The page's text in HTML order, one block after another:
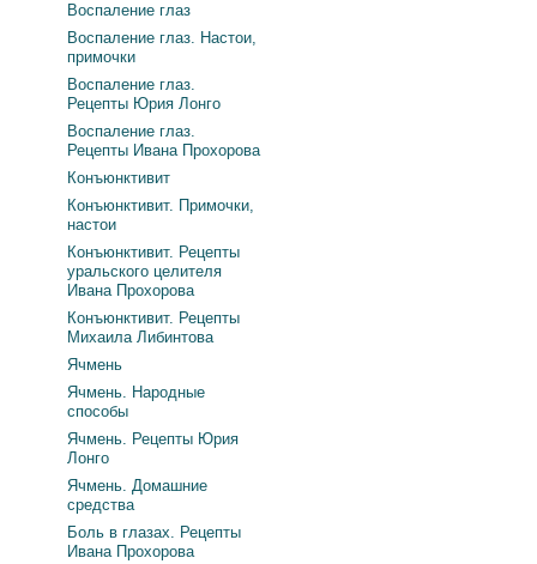
Воспаление глаз
Воспаление глаз. Настои,
примочки
Воспаление глаз.
Рецепты Юрия Лонго
Воспаление глаз.
Рецепты Ивана Прохорова
Конъюнктивит
Конъюнктивит. Примочки,
настои
Конъюнктивит. Рецепты
уральского целителя
Ивана Прохорова
Конъюнктивит. Рецепты
Михаила Либинтова
Ячмень
Ячмень. Народные
способы
Ячмень. Рецепты Юрия
Лонго
Ячмень. Домашние
средства
Боль в глазах. Рецепты
Ивана Прохорова